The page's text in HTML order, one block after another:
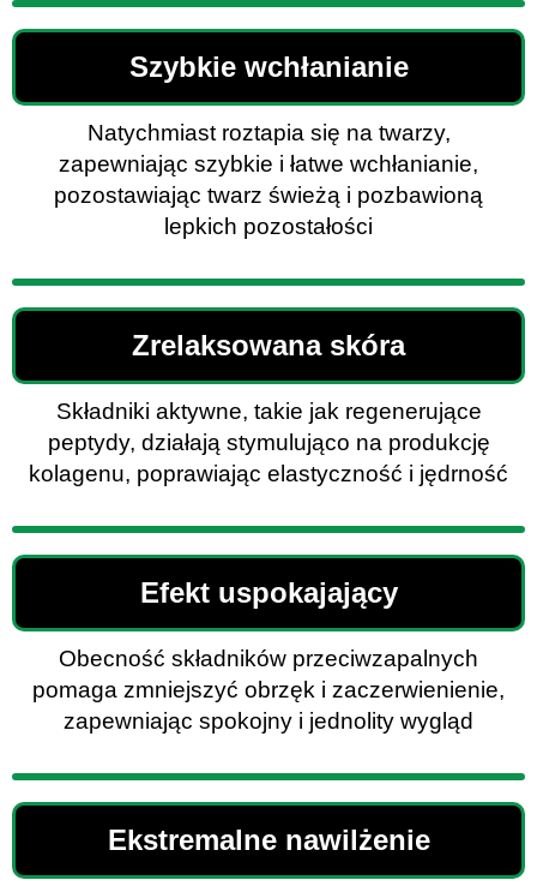
Szybkie wchłanianie
Natychmiast roztapia się na twarzy,
zapewniając szybkie i łatwe wchłanianie,
pozostawiając twarz świeżą i pozbawioną
lepkich pozostałości
Zrelaksowana skóra
Składniki aktywne, takie jak regenerujące
peptydy, działają stymulująco na produkcję
kolagenu, poprawiając elastyczność i jędrność
Efekt uspokajający
Obecność składników przeciwzapalnych
pomaga zmniejszyć obrzęk i zaczerwienienie,
zapewniając spokojny i jednolity wygląd
Ekstremalne nawilżenie